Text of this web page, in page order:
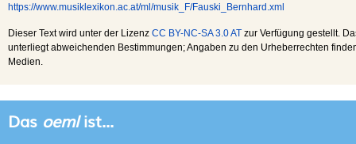
https://www.musiklexikon.ac.at/ml/musik_F/Fauski_Bernhard.xml
Dieser Text wird unter der Lizenz CC BY-NC-SA 3.0 AT zur Verfügung gestellt.
unterliegt abweichenden Bestimmungen; Angaben zu den Urheberrechten
Medien.
Das oemlist...